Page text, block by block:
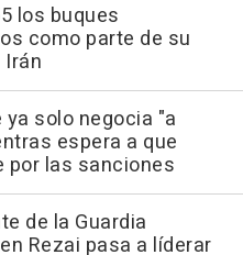
los buques
como parte de su
ya solo negocia "a
espera a que
por las sanciones
de la Guardia
Rezai pasa a líderar